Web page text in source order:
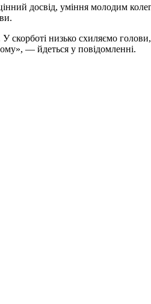
досвід, уміння молодим
скорботі низько схиляємо
— йдеться у повідомленні.